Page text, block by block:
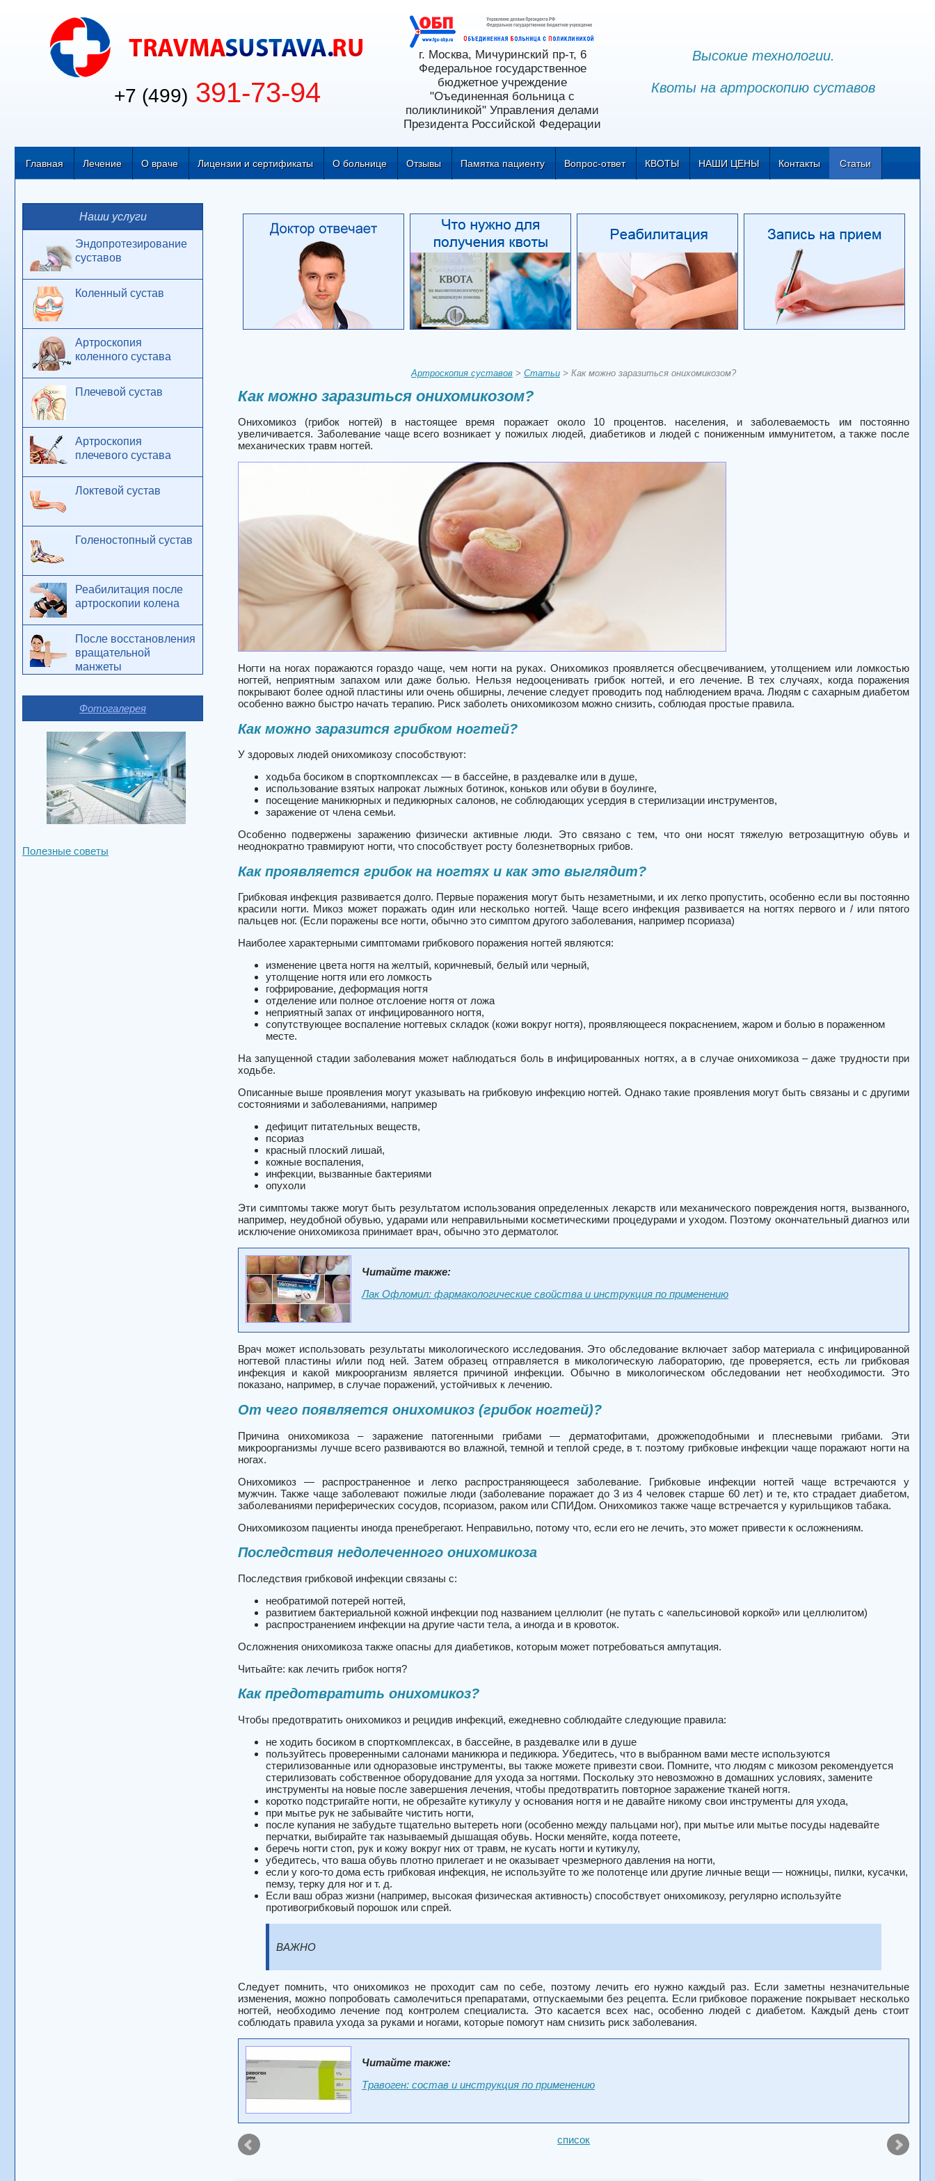
+7 (499) 391-73-94
Высокие технологии.
Квоты на артроскопию суставов
г. Москва, Мичуринский пр-т, 6
Федеральное государственное
бюджетное учреждение
"Оъединенная больница с
поликлиникой" Управления делами
Президента Российской Федерации
Главная Лечение О враче Лицензии и сертификаты О больнице Отзывы Памятка пациенту Вопрос-ответ КВОТЫ НАШИ ЦЕНЫ Контакты Статьи
Артроскопия суставов > Статьи > Как можно заразиться онихомикозом?
Как можно заразиться онихомикозом?
Онихомикоз (грибок ногтей) в настоящее время поражает около 10 процентов. населения, и заболеваемость им постоянно
увеличивается. Заболевание чаще всего возникает у пожилых людей, диабетиков и людей с пониженным иммунитетом, а также после
механических травм ногтей.
Ногти на ногах поражаются гораздо чаще, чем ногти на руках. Онихомикоз проявляется обесцвечиванием, утолщением или ломкостью
ногтей, неприятным запахом или даже болью. Нельзя недооценивать грибок ногтей, и его лечение. В тех случаях, когда поражения
покрывают более одной пластины или очень обширны, лечение следует проводить под наблюдением врача. Людям с сахарным диабетом
особенно важно быстро начать терапию. Риск заболеть онихомикозом можно снизить, соблюдая простые правила.
Как можно заразится грибком ногтей?
У здоровых людей онихомикозу способствуют:
ходьба босиком в спорткомплексах — в бассейне, в раздевалке или в душе,
использование взятых напрокат лыжных ботинок, коньков или обуви в боулинге,
посещение маникюрных и педикюрных салонов, не соблюдающих усердия в стерилизации инструментов,
заражение от члена семьи.
Особенно подвержены заражению физически активные люди. Это связано с тем, что они носят тяжелую ветрозащитную обувь и
неоднократно травмируют ногти, что способствует росту болезнетворных грибов.
Как проявляется грибок на ногтях и как это выглядит?
Грибковая инфекция развивается долго. Первые поражения могут быть незаметными, и их легко пропустить, особенно если вы постоянно
красили ногти. Микоз может поражать один или несколько ногтей. Чаще всего инфекция развивается на ногтях первого и / или пятого
пальцев ног. (Если поражены все ногти, обычно это симптом другого заболевания, например псориаза)
Наиболее характерными симптомами грибкового поражения ногтей являются:
изменение цвета ногтя на желтый, коричневый, белый или черный,
утолщение ногтя или его ломкость
гофрирование, деформация ногтя
отделение или полное отслоение ногтя от ложа
неприятный запах от инфицированного ногтя,
сопутствующее воспаление ногтевых складок (кожи вокруг ногтя), проявляющееся покраснением, жаром и болью в пораженном
месте.
На запущенной стадии заболевания может наблюдаться боль в инфицированных ногтях, а в случае онихомикоза – даже трудности при
ходьбе.
Описанные выше проявления могут указывать на грибковую инфекцию ногтей. Однако такие проявления могут быть связаны и с другими
состояниями и заболеваниями, например
дефицит питательных веществ,
псориаз
красный плоский лишай,
кожные воспаления,
инфекции, вызванные бактериями
опухоли
Эти симптомы также могут быть результатом использования определенных лекарств или механического повреждения ногтя, вызванного,
например, неудобной обувью, ударами или неправильными косметическими процедурами и уходом. Поэтому окончательный диагноз или
исключение онихомикоза принимает врач, обычно это дерматолог.
Читайте также:
Лак Офломил: фармакологические свойства и инструкция по применению
Врач может использовать результаты микологического исследования. Это обследование включает забор материала с инфицированной
ногтевой пластины и/или под ней. Затем образец отправляется в микологическую лабораторию, где проверяется, есть ли грибковая
инфекция и какой микроорганизм является причиной инфекции. Обычно в микологическом обследовании нет необходимости. Это
показано, например, в случае поражений, устойчивых к лечению.
От чего появляется онихомикоз (грибок ногтей)?
Причина онихомикоза – заражение патогенными грибами — дерматофитами, дрожжеподобными и плесневыми грибами. Эти
микроорганизмы лучше всего развиваются во влажной, темной и теплой среде, в т. поэтому грибковые инфекции чаще поражают ногти на
ногах.
Онихомикоз — распространенное и легко распространяющееся заболевание. Грибковые инфекции ногтей чаще встречаются у
мужчин. Также чаще заболевают пожилые люди (заболевание поражает до 3 из 4 человек старше 60 лет) и те, кто страдает диабетом,
заболеваниями периферических сосудов, псориазом, раком или СПИДом. Онихомикоз также чаще встречается у курильщиков табака.
Онихомикозом пациенты иногда пренебрегают. Неправильно, потому что, если его не лечить, это может привести к осложнениям.
Последствия недолеченного онихомикоза
Последствия грибковой инфекции связаны с:
необратимой потерей ногтей,
развитием бактериальной кожной инфекции под названием целлюлит (не путать с «апельсиновой коркой» или целлюлитом)
распространением инфекции на другие части тела, а иногда и в кровоток.
Осложнения онихомикоза также опасны для диабетиков, которым может потребоваться ампутация.
Читьайте: как лечить грибок ногтя?
Как предотвратить онихомикоз?
Чтобы предотвратить онихомикоз и рецидив инфекций, ежедневно соблюдайте следующие правила:
не ходить босиком в спорткомплексах, в бассейне, в раздевалке или в душе
пользуйтесь проверенными салонами маникюра и педикюра. Убедитесь, что в выбранном вами месте используются
стерилизованные или одноразовые инструменты, вы также можете привезти свои. Помните, что людям с микозом рекомендуется
стерилизовать собственное оборудование для ухода за ногтями. Поскольку это невозможно в домашних условиях, замените
инструменты на новые после завершения лечения, чтобы предотвратить повторное заражение тканей ногтя.
коротко подстригайте ногти, не обрезайте кутикулу у основания ногтя и не давайте никому свои инструменты для ухода,
при мытье рук не забывайте чистить ногти,
после купания не забудьте тщательно вытереть ноги (особенно между пальцами ног), при мытье или мытье посуды надевайте
перчатки, выбирайте так называемый дышащая обувь. Носки меняйте, когда потеете,
беречь ногти стоп, рук и кожу вокруг них от травм, не кусать ногти и кутикулу,
убедитесь, что ваша обувь плотно прилегает и не оказывает чрезмерного давления на ногти,
если у кого-то дома есть грибковая инфекция, не используйте то же полотенце или другие личные вещи — ножницы, пилки, кусачки,
пемзу, терку для ног и т. д.
Если ваш образ жизни (например, высокая физическая активность) способствует онихомикозу, регулярно используйте
противогрибковый порошок или спрей.
ВАЖНО
Следует помнить, что онихомикоз не проходит сам по себе, поэтому лечить его нужно каждый раз. Если заметны незначительные
изменения, можно попробовать самолечиться препаратами, отпускаемыми без рецепта. Если грибковое поражение покрывает несколько
ногтей, необходимо лечение под контролем специалиста. Это касается всех нас, особенно людей с диабетом. Каждый день стоит
соблюдать правила ухода за руками и ногами, которые помогут нам снизить риск заболевания.
Читайте также:
Травоген: состав и инструкция по применению
список
Наши услуги
Эндопротезирование
суставов
Коленный сустав
Артроскопия
коленного сустава
Плечевой сустав
Артроскопия
плечевого сустава
Локтевой сустав
Голеностопный сустав
Реабилитация после
артроскопии колена
После восстановления
вращательной
манжеты
Фотогалерея
Полезные советы